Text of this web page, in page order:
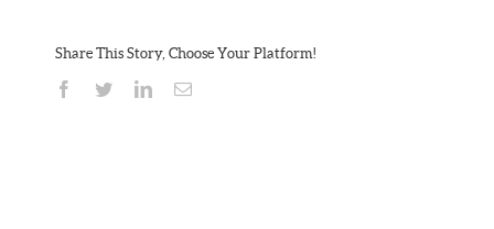
Share This Story, Choose Your Platform!
Facebook
TwitterLinkedinEmail